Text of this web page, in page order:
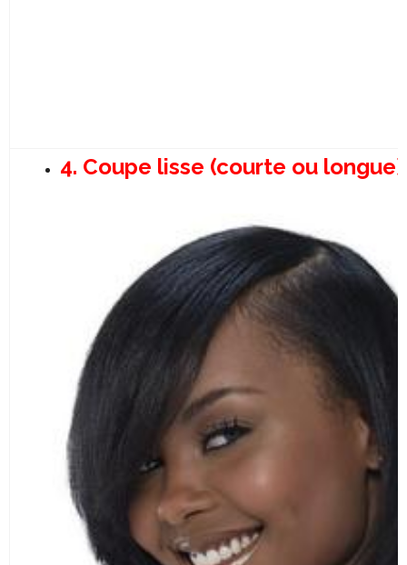
4. Coupe lisse (courte ou longue).